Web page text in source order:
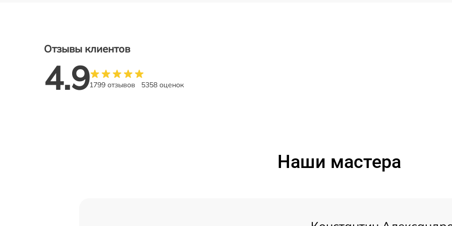
Отзывы клиентов
4.91799 отзывов 5358 оценок
Наши мастера